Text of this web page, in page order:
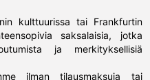
kulttuurissa tai Frankfurtin
saksalaisia, jotka
ja merkityksellisiä
ilman tilausmaksuja tai